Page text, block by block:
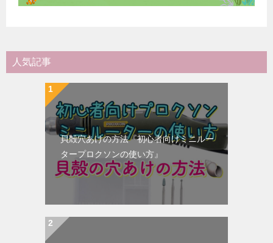
人気記事
貝殻穴あけの方法『初心者向けミニルー
タープロクソンの使い方』